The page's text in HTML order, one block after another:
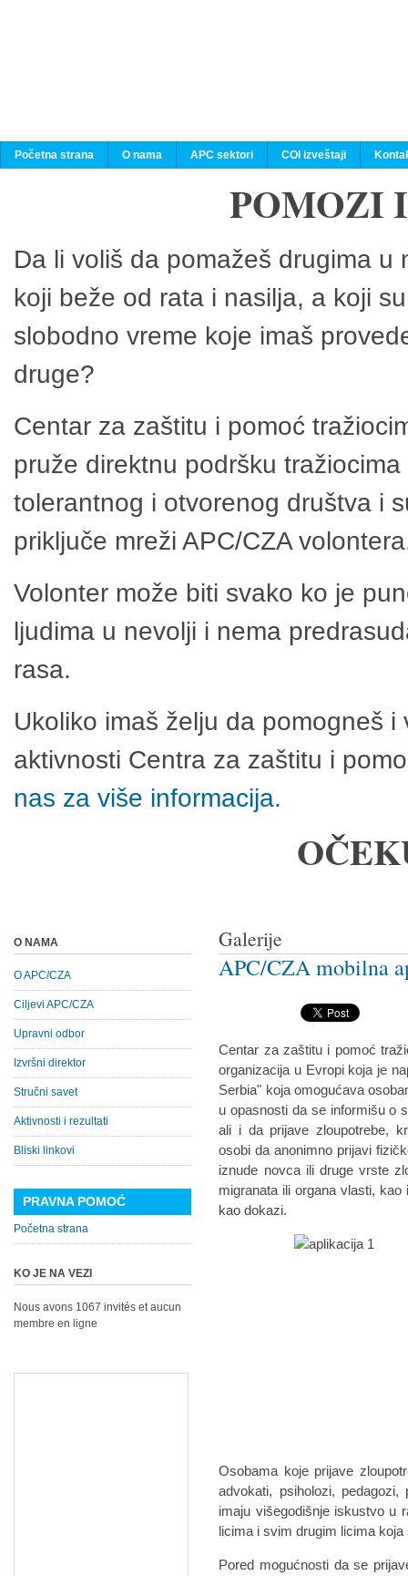
Početna strana O nama APC sektori COI izveštaji
POMOZI
Da li voliš da pomažeš drugima
koji beže od rata i nasilja, a koji
slobodno vreme koje imaš
druge?
Centar za zaštitu i pomoć
pruže direktnu podršku
tolerantnog i otvorenog društva i
priključe mreži APC/CZA
Volonter može biti svako ko je
ljudima u nevolji i nema
rasa.
Ukoliko imaš želju da pomogneš
aktivnosti Centra za zaštitu i
nas za više informacija.
Galerije
APC/CZA mobilna
Centar za zaštitu i pomoć
organizacija u Evropi koja je
Serbia" koja omogućava
u opasnosti da se informišu o
ali i da prijave zloupotrebe,
osobi da anonimno prijavi
iznude novca ili druge vrste
migranata ili organa vlasti,
kao dokazi.
Osobama koje prijave
advokati, psiholozi,
imaju višegodišnje iskustvo u
licima i svim drugim licima
Pored mogućnosti da se
O NAMA
O APC/CZA
Ciljevi APC/CZA
Upravni odbor
Izvršni direktor
Stručni savet
Aktivnosti i rezultati
Bliski linkovi
PRAVNA POMOĆ
Početna strana
KO JE NA VEZI
Nous avons 1067 invités et aucun
membre en ligne